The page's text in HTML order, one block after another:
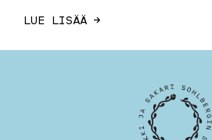
LUE LISÄÄ →